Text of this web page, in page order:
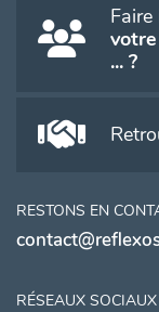
... ?
RESTONS EN
RÉSEAUX SOCIAUX